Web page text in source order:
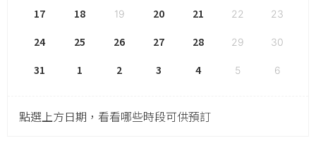
17 18 19 20 21 22 23
24 25 26 27 28 29 30
31 1 2 3 4 5 6
點選上方日期，看看哪些時段可供預訂